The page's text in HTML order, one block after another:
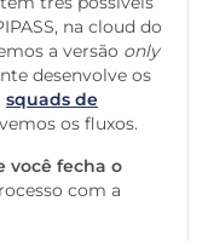
na cloud do
a versão only
desenvolve os
squads de
os fluxos.
você fecha o
com a